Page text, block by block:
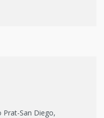
Prat-San Diego,